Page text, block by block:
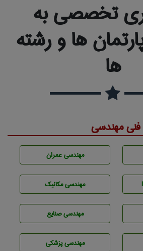
تخصصی به
ها و رشته
ها
مهندسی
مهندسی عمران
مهندسی مکانیک
مهندسی صنايع
مهندسی پزشکی